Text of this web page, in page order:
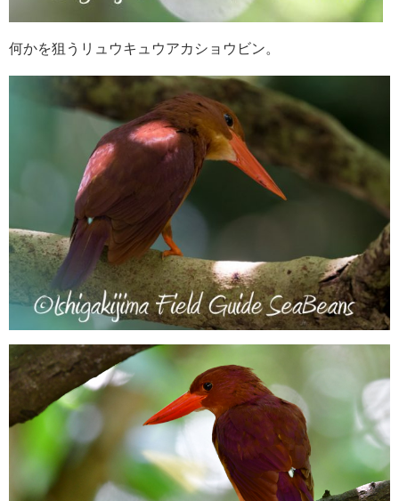
何かを狙うリュウキュウアカショウビン。